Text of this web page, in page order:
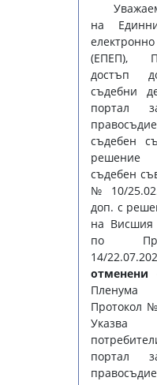
на
(ЕПЕП),
достъп
съдебни
портал
съдебен
съдебен
№ 10/
доп. с
на Висшия
по
14/
отменени
Протокол
портал